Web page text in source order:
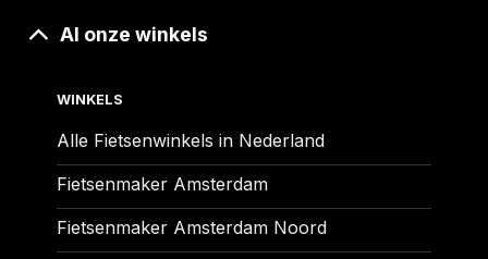
Al onze winkels
WINKELS
Alle Fietsenwinkels in Nederland
Fietsenmaker Amsterdam
Fietsenmaker Amsterdam Noord